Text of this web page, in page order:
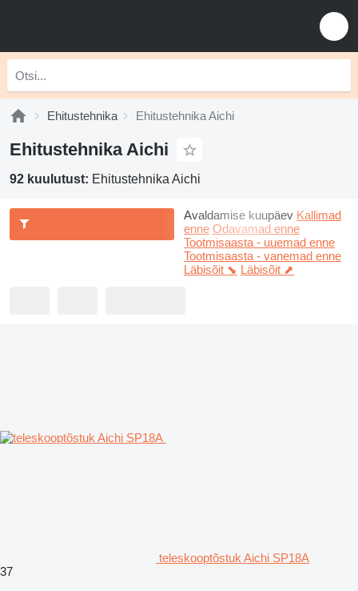
Ehitustehnika Ehitustehnika Aichi
Ehitustehnika Aichi
92 kuulutust: Ehitustehnika Aichi
Avaldamise kuupäev Kallimad
enne Odavamad enne
Tootmisaasta - uuemad enne
Tootmisaasta - vanemad enne
Läbisõit ⬊ Läbisõit ⬈
teleskooptõstuk Aichi SP18A
37